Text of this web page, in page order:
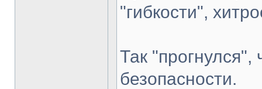
"гибкости",
Так
безопасности.